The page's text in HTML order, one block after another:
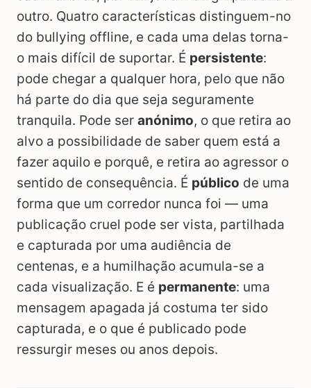
outro. Quatro características distinguem-no
do bullying offline, e cada uma delas torna-
o mais difícil de suportar. É persistente:
pode chegar a qualquer hora, pelo que não
há parte do dia que seja seguramente
tranquila. Pode ser anónimo, o que retira ao
alvo a possibilidade de saber quem está a
fazer aquilo e porquê, e retira ao agressor o
sentido de consequência. É público de uma
forma que um corredor nunca foi — uma
publicação cruel pode ser vista, partilhada
e capturada por uma audiência de
centenas, e a humilhação acumula-se a
cada visualização. E é permanente: uma
mensagem apagada já costuma ter sido
capturada, e o que é publicado pode
ressurgir meses ou anos depois.